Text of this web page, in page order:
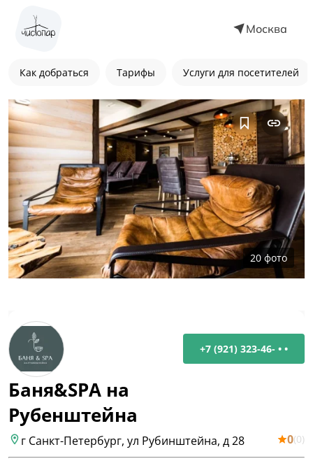
Москва
Как добраться Тарифы Услуги для посетителей
20 фото
+7 (921) 323-46- • •
Баня&SPA на
Рубенштейна
г Санкт-Петербург, ул Рубинштейна, д 28 0(0)